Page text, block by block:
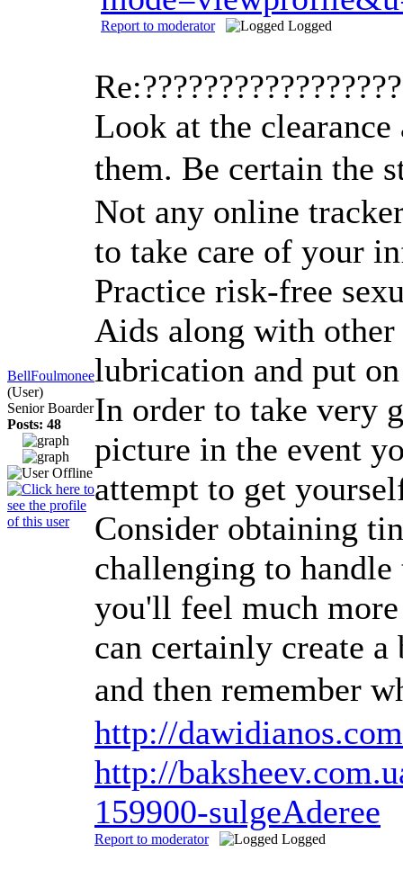
Report to moderator Logged
BellFoulmonee
(User)
Senior Boarder
Posts: 48
Look at the
them. Be certain the
Not any online
to take care of your
Practice risk-free
Aids along with other
lubrication and put
In order to take very
picture in the event
attempt to get
Consider obtaining
challenging to
you'll feel much
can certainly create
and then remember
http://
http://
159900-sulgeAderee
Report to moderator Logged